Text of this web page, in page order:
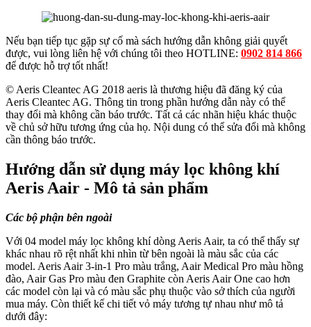
Nếu bạn tiếp tục gặp sự cố mà sách hướng dẫn không giải quyết
được, vui lòng liên hệ với chúng tôi theo HOTLINE: 0902 814 866
để được hỗ trợ tốt nhất!
© Aeris Cleantec AG 2018 aeris là thương hiệu đã đăng ký của
Aeris Cleantec AG. Thông tin trong phần hướng dẫn này có thể
thay đổi mà không cần báo trước. Tất cả các nhãn hiệu khác thuộc
về chủ sở hữu tương ứng của họ. Nội dung có thể sửa đổi mà không
cần thông báo trước.
Hướng dẫn sử dụng máy lọc không khí
Aeris Aair - Mô tả sản phẩm
Các bộ phận bên ngoài
Với 04 model máy lọc không khí dòng Aeris Aair, ta có thể thấy sự
khác nhau rõ rệt nhất khi nhìn từ bên ngoài là màu sắc của các
model. Aeris Aair 3-in-1 Pro màu trắng, Aair Medical Pro màu hồng
đào, Aair Gas Pro màu đen Graphite còn Aeris Aair One cao hơn
các model còn lại và có màu sắc phụ thuộc vào sở thích của người
mua máy. Còn thiết kế chi tiết vỏ máy tương tự nhau như mô tả
dưới đây: